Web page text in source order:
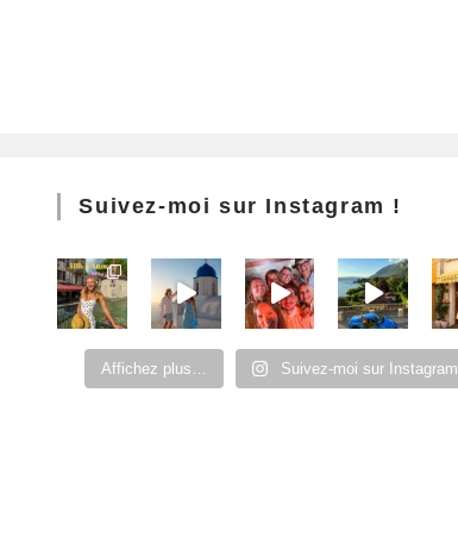
Suivez-moi sur Instagram !
Affichez plus… Suivez-moi sur Instagram